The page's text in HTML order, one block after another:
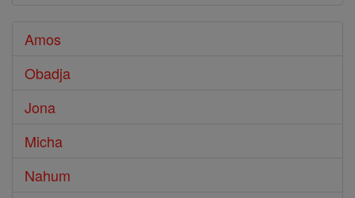
Amos
Obadja
Jona
Micha
Nahum